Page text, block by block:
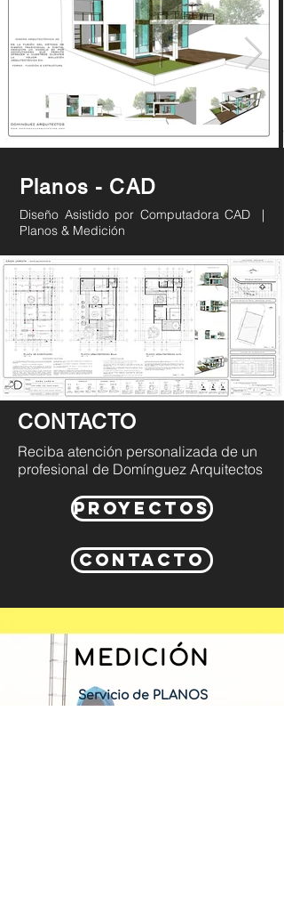
Planos - CAD
Diseño Asistido por Computadora CAD |
Planos & Medición
CONTACTO
Reciba atención personalizada de un
profesional de Domínguez Arquitectos
PROYECTOS
CONTACTO
MEDICIÓN
Servicio de PLANOS